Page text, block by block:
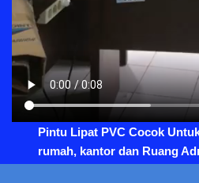
Pintu Lipat PVC Cocok
rumah, kantor dan Ruang